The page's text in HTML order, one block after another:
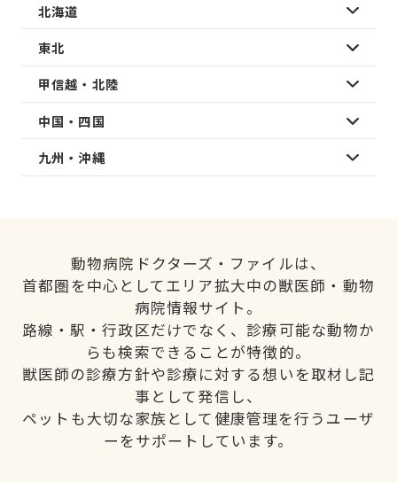
北海道
東北
甲信越・北陸
中国・四国
九州・沖縄
動物病院ドクターズ・ファイルは、
首都圏を中心としてエリア拡大中の獣医師・動物
病院情報サイト。
路線・駅・行政区だけでなく、診療可能な動物か
らも検索できることが特徴的。
獣医師の診療方針や診療に対する想いを取材し記
事として発信し、
ペットも大切な家族として健康管理を行うユーザ
ーをサポートしています。